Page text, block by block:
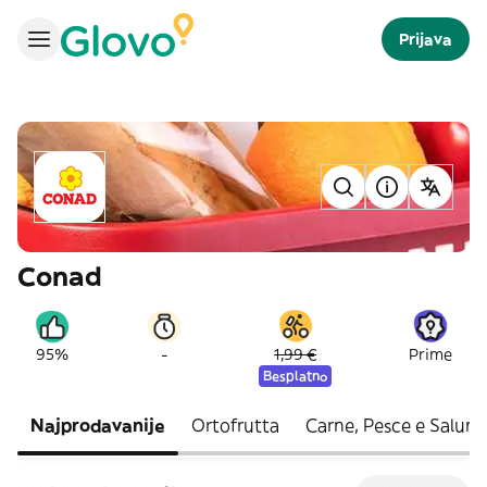
Prijava
Conad
95% - 1,99 €
Besplatno
Prime
Najprodavanije Ortofrutta Carne, Pesce e Salumi